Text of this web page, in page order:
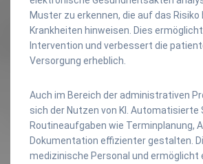
Muster zu erkennen, die auf das
Krankheiten hinweisen. Dies
Intervention und verbessert die
Versorgung erheblich.
Auch im Bereich der administrativen
sich der Nutzen von KI. Automatisierte
Routineaufgaben wie Terminplanung,
Dokumentation effizienter gestalten.
medizinische Personal und ermöglicht